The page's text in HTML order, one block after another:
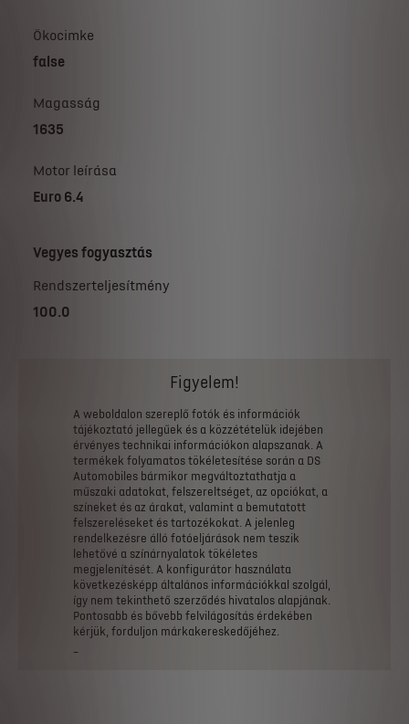
Ökocimke
false
Magasság
1635
Motor leírása
Euro 6.4
Vegyes fogyasztás
Rendszerteljesítmény
100.0
Figyelem!
A weboldalon szereplő fotók és információk
tájékoztató jellegűek és a közzétételük idejében
érvényes technikai információkon alapszanak. A
termékek folyamatos tökéletesítése során a DS
Automobiles bármikor megváltoztathatja a
műszaki adatokat, felszereltséget, az opciókat, a
színeket és az árakat, valamint a bemutatott
felszereléseket és tartozékokat. A jelenleg
rendelkezésre álló fotóeljárások nem teszik
lehetővé a színárnyalatok tökéletes
megjelenítését. A konfigurátor használata
következésképp általános információkkal szolgál,
így nem tekinthető szerződés hivatalos alapjának.
Pontosabb és bővebb felvilágosítás érdekében
kérjük, forduljon márkakereskedőjéhez.